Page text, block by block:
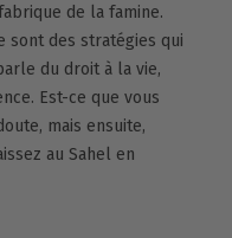
de la famine.
sont des stratégies qui
du droit à la vie,
Est-ce que vous
mais ensuite,
au Sahel en